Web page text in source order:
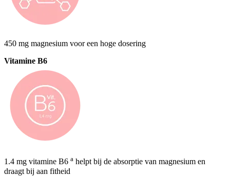
450 mg magnesium voor een hoge dosering
Vitamine B6
1.4 mg vitamine B6 a helpt bij de absorptie van magnesium en
draagt bij aan fitheid